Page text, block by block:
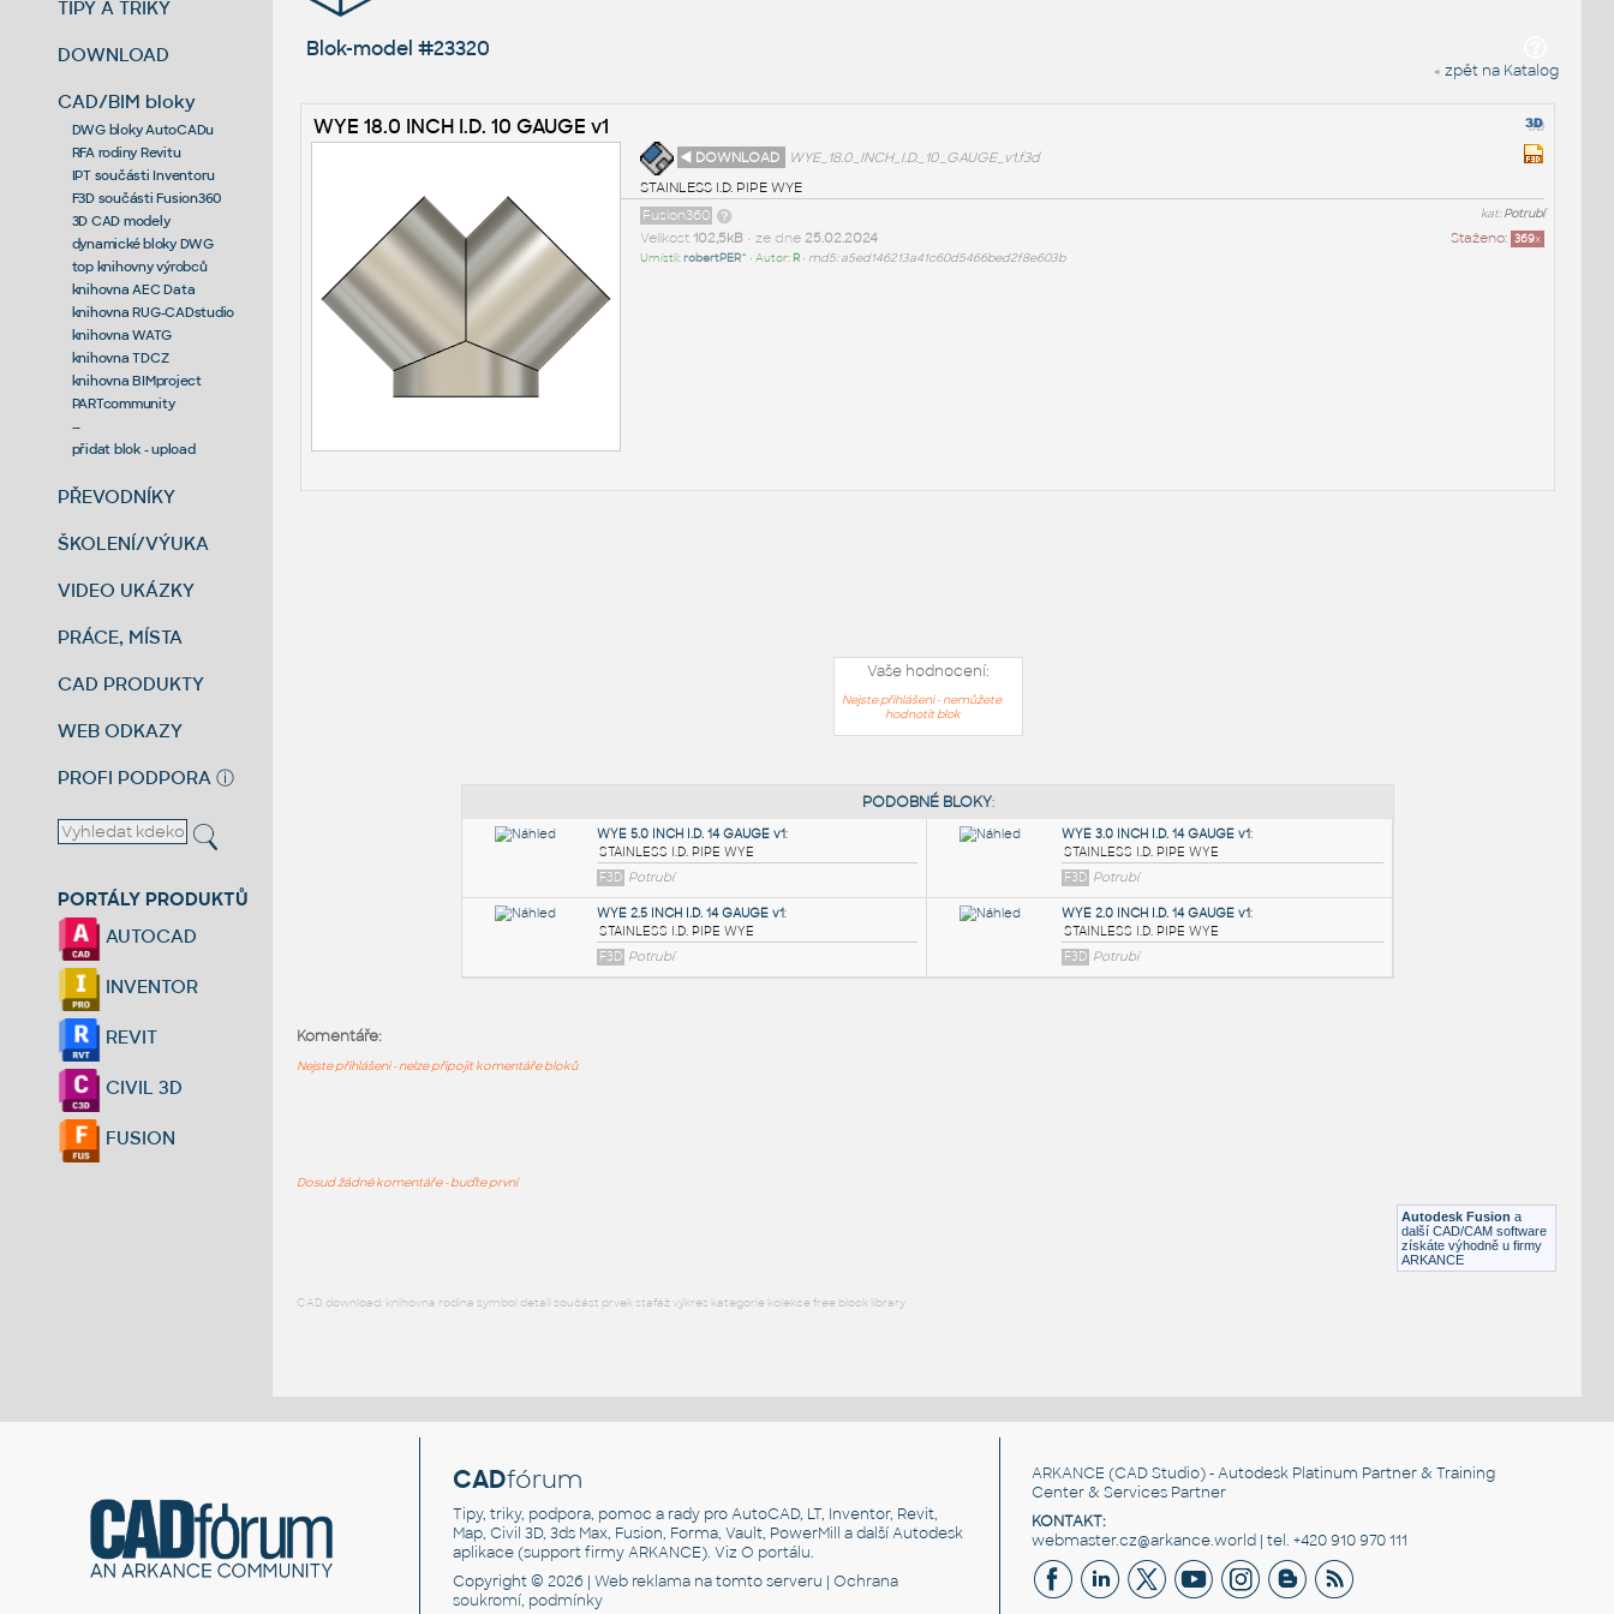
TIPY A TRIKY
DOWNLOAD
CAD/BIM bloky
DWG bloky AutoCADu
RFA rodiny Revitu
IPT součásti Inventoru
F3D součásti Fusion360
3D CAD modely
dynamické bloky DWG
top knihovny výrobců
knihovna AEC Data
knihovna RUG-CADstudio
knihovna WATG
knihovna TDCZ
knihovna BIMproject
PARTcommunity
--
přidat blok - upload
PŘEVODNÍKY
ŠKOLENÍ/VÝUKA
VIDEO UKÁZKY
PRÁCE, MÍSTA
CAD PRODUKTY
WEB ODKAZY
PROFI PODPORA ⓘ
PORTÁLY PRODUKTŮ
AUTOCAD
INVENTOR
REVIT
CIVIL 3D
FUSION
Blok-model #23320
« zpět na Katalog
WYE 18.0 INCH I.D. 10 GAUGE v1
◄ DOWNLOAD
WYE_18.0_INCH_I.D._10_GAUGE_v1.f3d
STAINLESS I.D. PIPE WYE
kat:Potrubí
Fusion360
Staženo: 369x
Velikost 102,5kB• ze dne 25.02.2024
Umístil:robertPER^ • Autor: R• md5: a5ed146213a41c60d5466bed2f8e603b
Vaše hodnocení:
Nejste přihlášeni - nemůžete
hodnotit blok
Autodesk Fusion a
další CAD/CAM software
získáte výhodně u firmy
ARKANCE
Komentáře:
Nejste přihlášeni - nelze připojit komentáře bloků
Dosud žádné komentáře - buďte první
CAD download: knihovna rodina symbol detail součást prvek stafáž výkres kategorie kolekce free block library
CADfórum
Tipy, triky, podpora, pomoc a rady pro AutoCAD, LT, Inventor, Revit,
Map, Civil 3D, 3ds Max, Fusion, Forma, Vault, PowerMill a další Autodesk
aplikace (support firmy ARKANCE). VizO portálu.
Copyright © 2026 |Web reklama na tomto serveru |Ochrana
soukromí, podmínky
ARKANCE (CAD Studio) - Autodesk Platinum Partner & Training
Center & Services Partner
KONTAKT:
webmaster.cz@arkance.world | tel. +420 910 970 111